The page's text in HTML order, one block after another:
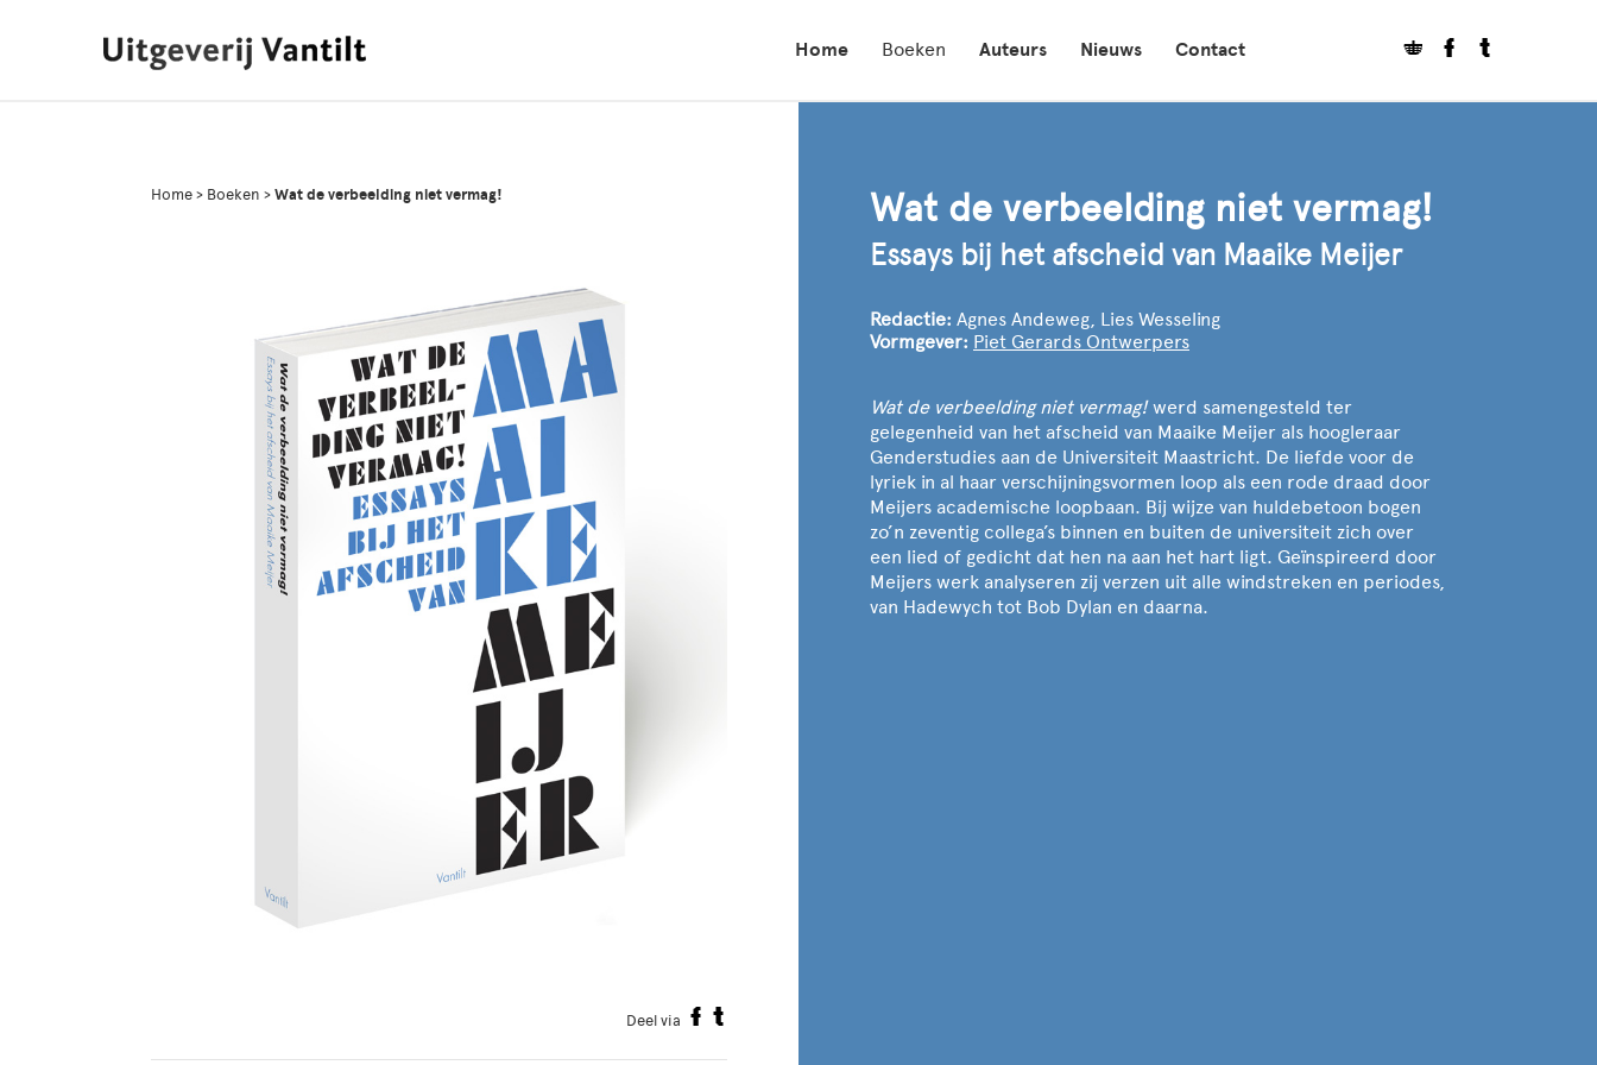
Home Boeken Auteurs Nieuws Contact
Home > Boeken > Wat de verbeelding niet vermag!
Deel via
Wat de verbeelding niet vermag!
Essays bij het afscheid van Maaike Meijer
Redactie: Agnes Andeweg, Lies Wesseling
Vormgever: Piet Gerards Ontwerpers
Wat de verbeelding niet vermag!werd samengesteld ter
gelegenheid van het afscheid van Maaike Meijer als hoogleraar
Genderstudies aan de Universiteit Maastricht. De liefde voor de
lyriek in al haar verschijningsvormen loop als een rode draad door
Meijers academische loopbaan. Bij wijze van huldebetoon bogen
zo’n zeventig collega’s binnen en buiten de universiteit zich over
een lied of gedicht dat hen na aan het hart ligt. Geïnspireerd door
Meijers werk analyseren zij verzen uit alle windstreken en periodes,
van Hadewych tot Bob Dylan en daarna.